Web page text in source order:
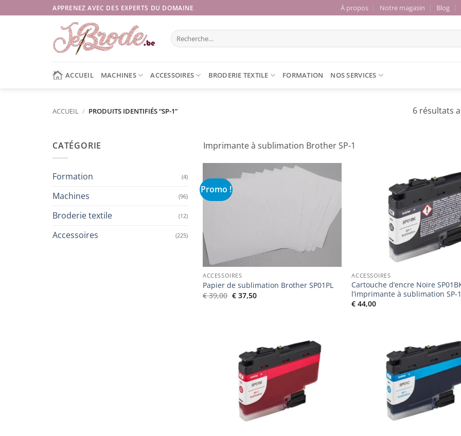
au
APPRENEZ AVEC DES EXPERTS DU DOMAINE À propos Notre magasin Blog
Recherche
pour :
ACCUEIL MACHINES ACCESSOIRES BRODERIE TEXTILE FORMATION NOS SERVICES
ACCUEIL / PRODUITS IDENTIFIÉS “SP-1” 6 résultats
CATÉGORIE
Formation (4)
Machines (96)
Broderie textile (12)
Accessoires (225)
Imprimante à sublimation Brother SP-1
Promo !
ACCESSOIRES
Papier de sublimation Brother SP01PL
€39,00 Le
€37,50Le
ACCESSOIRES
Cartouche d’encre Noire
l’imprimante à sublimation SP-
€ 44,00
Ajouter
à la liste
de
souhaits